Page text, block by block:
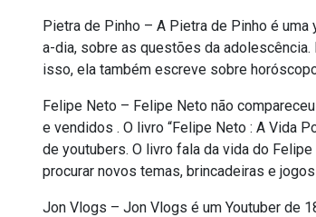
Pietra de Pinho – A Pietra de Pinho é
a-dia, sobre as questões da
isso, ela também escreve sobre
Felipe Neto – Felipe Neto não
e vendidos . O livro “Felipe Neto : A Vida
de youtubers. O livro fala da vida do
procurar novos temas, brincadeiras e
Jon Vlogs – Jon Vlogs é um Youtuber de